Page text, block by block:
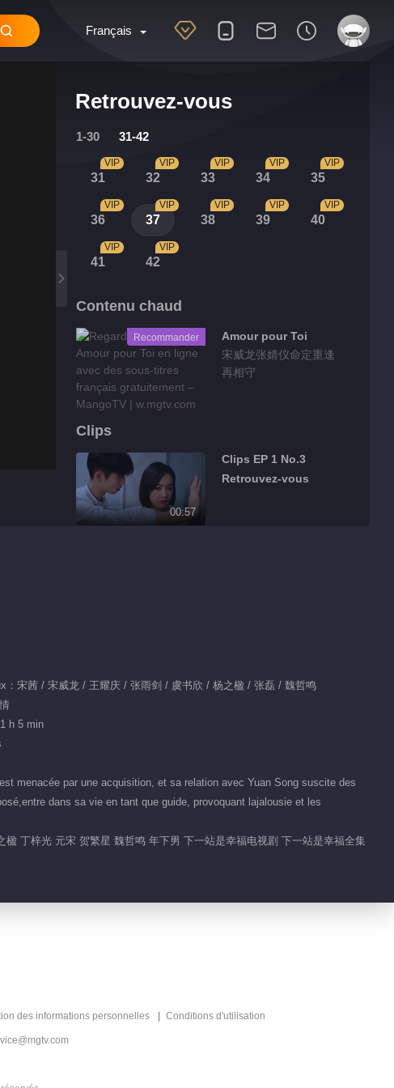
Français
Retrouvez-vous
1-30 31-42
31
VIP
32
VIP
33
VIP
34
VIP
35
VIP
36
VIP
37
VIP
38
VIP
39
VIP
40
VIP
41
VIP
42
VIP
Contenu chaud
Recommander
Amour pour Toi
宋威龙张婧仪命定重逢
再相守
Clips
00:57
Clips EP 1 No.3
Retrouvez-vous
00:29
周年庆限免！繁星相宋
00:51
：宋茜 / 宋威龙 / 王耀庆 / 张雨剑 / 虞书欣 / 杨之楹 / 张磊 / 魏哲鸣
h 5 min
menacée par une acquisition, et sa relation avec Yuan Song suscite des
dans sa vie en tant que guide, provoquant lajalousie et les
丁梓光 元宋 贺繁星 魏哲鸣 年下男 下一站是幸福电视剧 下一站是幸福全集
des informations personnelles Conditions d'utilisation